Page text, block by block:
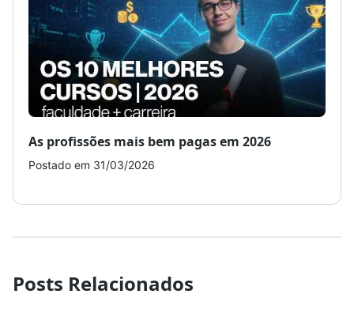
As profissões mais bem pagas em 2026
Postado em 31/03/2026
Posts Relacionados